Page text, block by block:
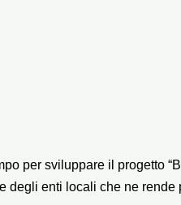
per sviluppare il progetto
degli enti locali che ne rende